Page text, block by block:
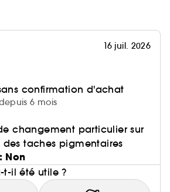
16 juil. 2026
confirmation d'achat
6 mois
changement particulier sur
taches pigmentaires
Non
t-il été utile ?